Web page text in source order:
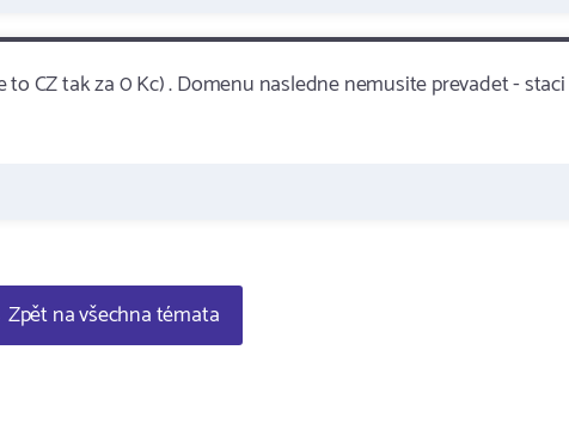
CZ tak za 0 Kc) . Domenu nasledne nemusite prevadet -
na všechna témata